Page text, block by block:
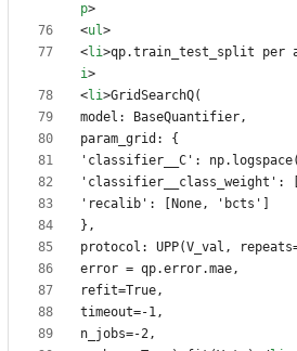
p>
<ul>
<li>qp.train_test_split per
i>
<li>